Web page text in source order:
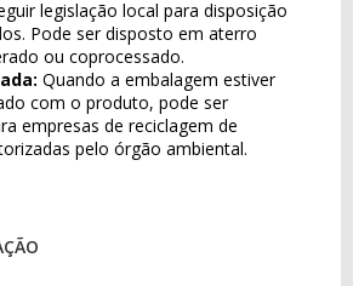
legislação local para disposição
Pode ser disposto em aterro
ou coprocessado.
Quando a embalagem estiver
com o produto, pode ser
empresas de reciclagem de
pelo órgão ambiental.